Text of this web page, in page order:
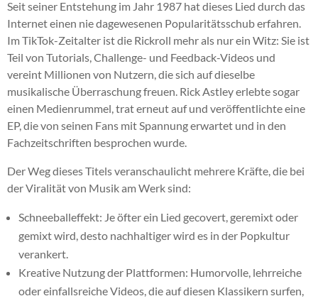
Seit seiner Entstehung im Jahr 1987 hat dieses Lied durch das
Internet einen nie dagewesenen Popularitätsschub erfahren.
Im TikTok-Zeitalter ist die Rickroll mehr als nur ein Witz: Sie ist
Teil von Tutorials, Challenge- und Feedback-Videos und
vereint Millionen von Nutzern, die sich auf dieselbe
musikalische Überraschung freuen. Rick Astley erlebte sogar
einen Medienrummel, trat erneut auf und veröffentlichte eine
EP, die von seinen Fans mit Spannung erwartet und in den
Fachzeitschriften besprochen wurde.
Der Weg dieses Titels veranschaulicht mehrere Kräfte, die bei
der Viralität von Musik am Werk sind:
Schneeballeffekt: Je öfter ein Lied gecovert, geremixt oder
gemixt wird, desto nachhaltiger wird es in der Popkultur
verankert.
Kreative Nutzung der Plattformen: Humorvolle, lehrreiche
oder einfallsreiche Videos, die auf diesen Klassikern surfen,